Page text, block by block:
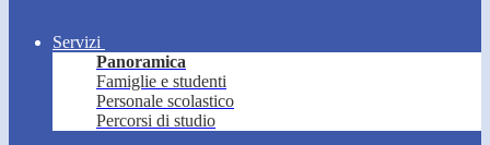
Servizi
Panoramica
Famiglie e studenti
Personale scolastico
Percorsi di studio